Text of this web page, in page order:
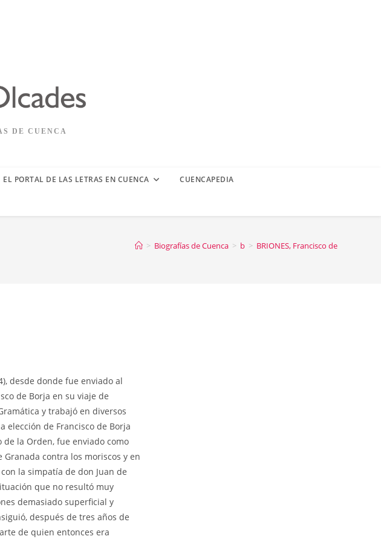
DE CUENCA
EL PORTAL DE LAS LETRAS EN CUENCA CUENCAPEDIA
> Biografías de Cuenca > b > BRIONES, Francisco de
desde donde fue enviado al
de Borja en su viaje de
y trabajó en diversos
elección de Francisco de Borja
la Orden, fue enviado como
contra los moriscos y en
la simpatía de don Juan de
que no resultó muy
demasiado superficial y
después de tres años de
de quien entonces era